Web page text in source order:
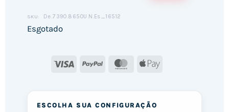
SKU: De.7390.8650U.N.Es_16512
Esgotado
Visa PayPal MasterCard
Apple
ESCOLHA SUA CONFIGURAÇÃO